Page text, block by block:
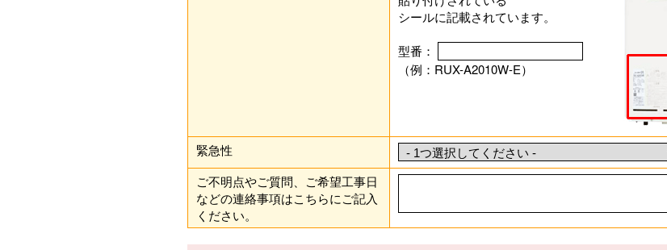
シールに記載されています。
型番：
（例：RUX-A2010W-E）
緊急性
ご不明点やご質問、ご希望工事日
などの連絡事項はこちらにご記入
ください。